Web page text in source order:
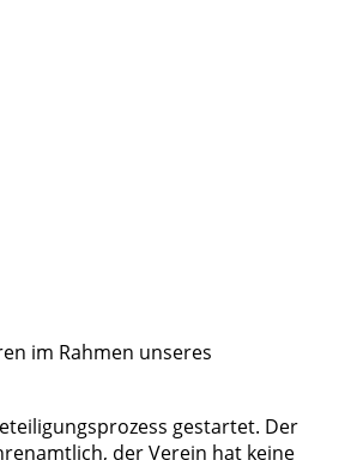
im Rahmen unseres
gestartet. Der
der Verein hat keine